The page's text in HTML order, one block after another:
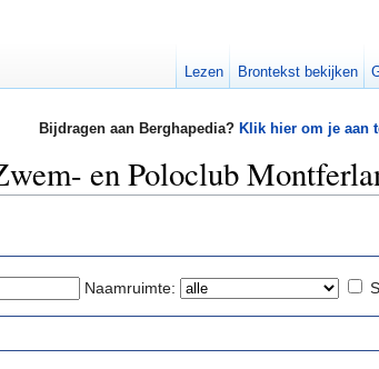
Bijdragen aan Berghapedia? Klik hier om je aan
en Poloclub
Naamruimte:
Lezen Brontekst bekijken